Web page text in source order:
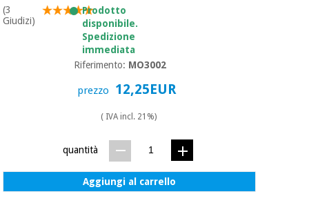
(3
Giudizi)
Prodotto
disponibile.
Spedizione
immediata
Riferimento: MO3002
prezzo 12,25EUR
( IVA incl. 21%)
quantità
Aggiungi al carrello